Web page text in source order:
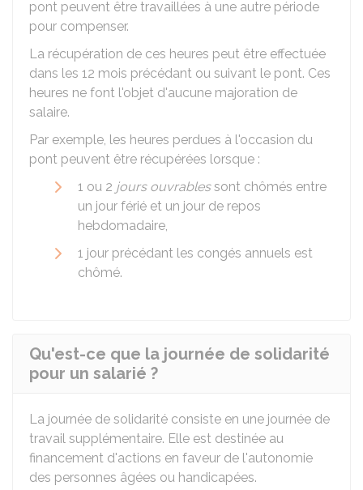
pont peuvent être travaillées à une autre période
pour compenser.
La récupération de ces heures peut être effectuée
dans les 12 mois précédant ou suivant le pont. Ces
heures ne font l'objet d'aucune majoration de
salaire.
Par exemple, les heures perdues à l'occasion du
pont peuvent être récupérées lorsque :
1 ou 2 jours ouvrablessont chômés entre
un jour férié et un jour de repos
hebdomadaire,
1 jour précédant les congés annuels est
chômé.
Qu'est-ce que la journée de solidarité
pour un salarié ?
La journée de solidarité consiste en une journée de
travail supplémentaire. Elle est destinée au
financement d'actions en faveur de l'autonomie
des personnes âgées ou handicapées.